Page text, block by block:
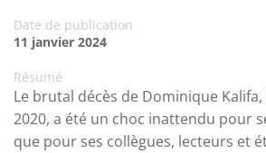
Date de publication
11 janvier 2024
Résumé
Le brutal décès de Dominique
2020, a été un choc inattendu pour
que pour ses collègues, lecteurs et